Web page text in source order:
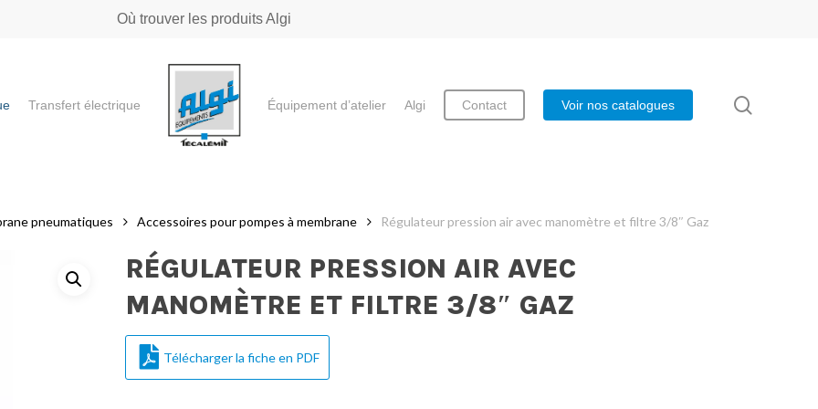
Où trouver les produits Algi
Transfert électrique Équipement d’atelier Algi Contact Voir nos catalogues
pneumatiques Accessoires pour pompes à membrane Régulateur pression air avec manomètre et filtre 3/8″ Gaz
RÉGULATEUR PRESSION AIR AVEC
MANOMÈTRE ET FILTRE 3/8″ GAZ
Télécharger la fiche en PDF